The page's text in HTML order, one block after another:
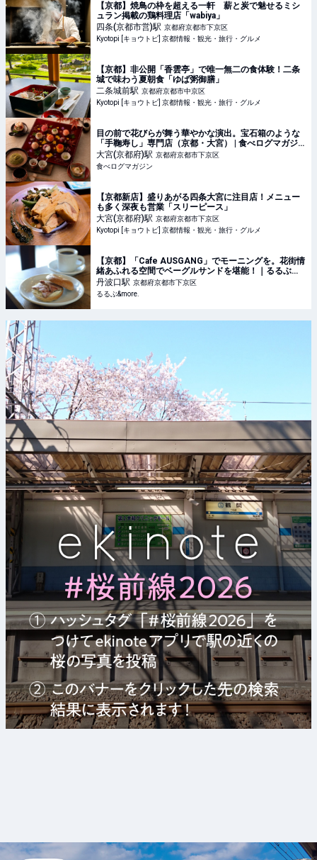
【京都】焼鳥の枠を超える一軒 薪と炭で魅せるミシ
ュラン掲載の鶏料理店「wabiya」
四条(京都市営)駅 京都府京都市下京区
Kyotopi [キョウトピ] 京都情報・観光・旅行・グルメ
【京都】非公開「香雲亭」で唯一無二の食体験！二条
城で味わう夏朝食「ゆば粥御膳」
二条城前駅 京都府京都市中京区
Kyotopi [キョウトピ] 京都情報・観光・旅行・グルメ
目の前で花びらが舞う華やかな演出。宝石箱のような
「手鞠寿し」専門店（京都・大宮） | 食べログマガジ
ン
大宮(京都府)駅 京都府京都市下京区
食べログマガジン
【京都新店】盛りあがる四条大宮に注目店！メニュー
も多く深夜も営業「スリーピース」
大宮(京都府)駅 京都府京都市下京区
Kyotopi [キョウトピ] 京都情報・観光・旅行・グルメ
【京都】「Cafe AUSGANG」でモーニングを。花街情
緒あふれる空間でベーグルサンドを堪能！｜るるぶ
&more.
丹波口駅 京都府京都市下京区
るるぶ&more.